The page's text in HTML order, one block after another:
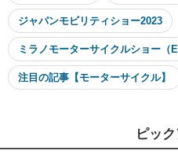
ジャパンモビリティショー2023
ミラノモーターサイクルショー（
注目の記事【モーターサイクル】
ピッ